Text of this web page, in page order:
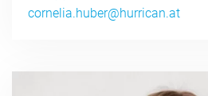
cornelia.huber@hurrican.at